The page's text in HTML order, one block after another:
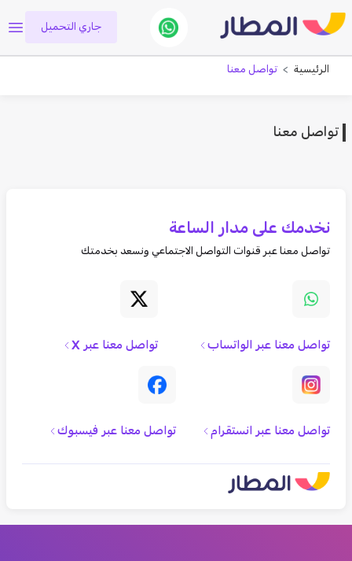
جاري التحميل
الرئيسية تواصل معنا
تواصل معنا
نخدمك على مدار الساعة
تواصل معنا عبر قنوات التواصل الاجتماعي ونسعد بخدمتك
تواصل معنا عبر الواتساب تواصل معنا عبر X
تواصل معنا عبر انستقرام تواصل معنا عبر فيسبوك